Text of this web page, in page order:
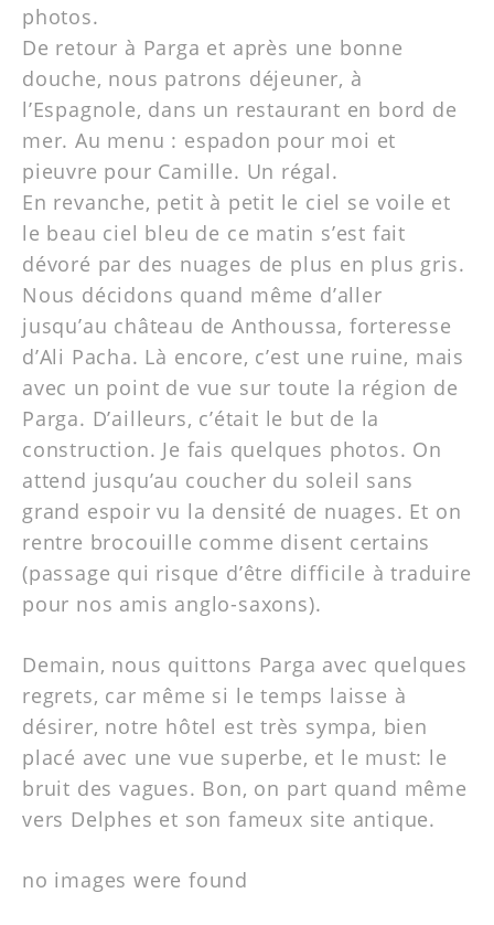
photos.
De retour à Parga et après une bonne
douche, nous patrons déjeuner, à
l’Espagnole, dans un restaurant en bord de
mer. Au menu : espadon pour moi et
pieuvre pour Camille. Un régal.
En revanche, petit à petit le ciel se voile et
le beau ciel bleu de ce matin s’est fait
dévoré par des nuages de plus en plus gris.
Nous décidons quand même d’aller
jusqu’au château de Anthoussa, forteresse
d’Ali Pacha. Là encore, c’est une ruine, mais
avec un point de vue sur toute la région de
Parga. D’ailleurs, c’était le but de la
construction. Je fais quelques photos. On
attend jusqu’au coucher du soleil sans
grand espoir vu la densité de nuages. Et on
rentre brocouille comme disent certains
(passage qui risque d’être difficile à traduire
pour nos amis anglo-saxons).
Demain, nous quittons Parga avec quelques
regrets, car même si le temps laisse à
désirer, notre hôtel est très sympa, bien
placé avec une vue superbe, et le must: le
bruit des vagues. Bon, on part quand même
vers Delphes et son fameux site antique.
no images were found